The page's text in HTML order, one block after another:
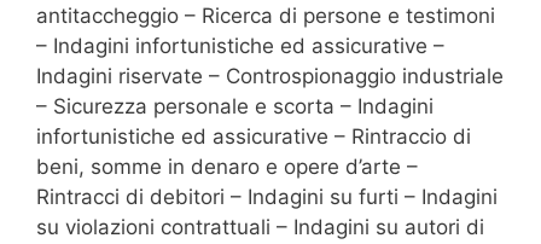
antitaccheggio – Ricerca di persone e testimoni
– Indagini infortunistiche ed assicurative –
Indagini riservate – Controspionaggio industriale
– Sicurezza personale e scorta – Indagini
infortunistiche ed assicurative – Rintraccio di
beni, somme in denaro e opere d’arte –
Rintracci di debitori – Indagini su furti – Indagini
su violazioni contrattuali – Indagini su autori di